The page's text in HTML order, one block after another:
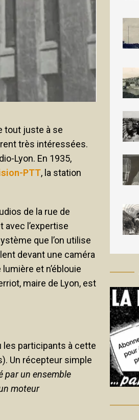
tout juste à se
très intéressées.
Lyon. En 1935,
PTT, la station
de la rue de
avec l’expertise
que l’on utilise
devant une caméra
et n’éblouie
maire de Lyon, est
les participants à cette
Un récepteur simple
par un ensemble
moteur